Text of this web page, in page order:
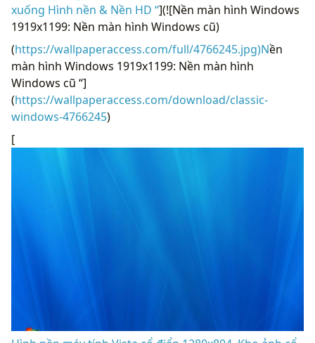
xuống Hình nền & Nền HD “](![Nền màn hình Windows
1919x1199: Nền màn hình Windows cũ)
(https://wallpaperaccess.com/full/4766245.jpg)Nền
màn hình Windows 1919x1199: Nền màn hình
Windows cũ “]
(https://wallpaperaccess.com/download/classic-
windows-4766245)
[